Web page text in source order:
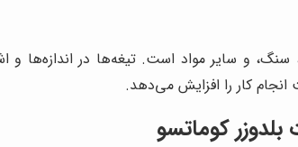
سنگ، و سایر مواد است. تیغه‌ها در
انجام کار را افزایش می‌دهد.
کوماتسو